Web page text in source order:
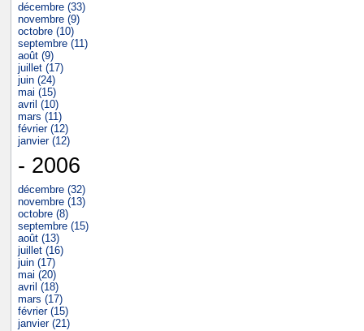
décembre (33)
novembre (9)
octobre (10)
septembre (11)
août (9)
juillet (17)
juin (24)
mai (15)
avril (10)
mars (11)
février (12)
janvier (12)
- 2006
décembre (32)
novembre (13)
octobre (8)
septembre (15)
août (13)
juillet (16)
juin (17)
mai (20)
avril (18)
mars (17)
février (15)
janvier (21)